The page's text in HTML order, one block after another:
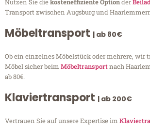
Nutzen Sie diekosteneffiziente Optionder
Transport zwischen Augsburg und
Möbeltransport | ab 80€
Ob ein einzelnes Möbelstück oder mehrere, wir
Möbel sicher beim Möbeltransportnach
ab 80€.
Klaviertransport | ab 200€
Vertrauen Sie auf unsere Expertise im